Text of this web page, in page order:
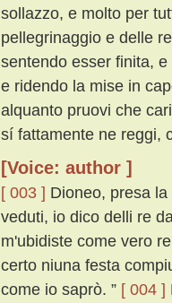
sollazzo, e molto per
pellegrinaggio e delle
sentendo esser finita,
e ridendo la mise in
alquanto pruovi che
sí fattamente ne reggi,
[Voice: author ]
[ 003 ] Dioneo, presa
veduti, io dico delli re
m'ubidiste come vero
certo niuna festa
come io saprò. ” [ 004 ]